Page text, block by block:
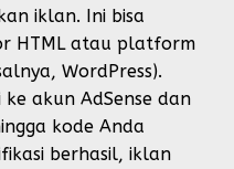
iklan. Ini bisa
HTML atau platform
WordPress).
ke akun AdSense dan
kode Anda
berhasil, iklan